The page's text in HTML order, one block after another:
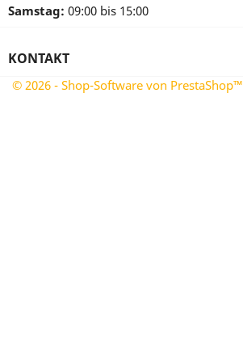
Samstag: 09:00 bis 15:00
KONTAKT
© 2026 - Shop-Software von PrestaShop™